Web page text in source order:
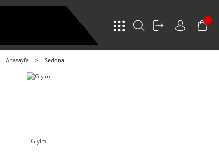
Anasayfa Sedona
Giyim